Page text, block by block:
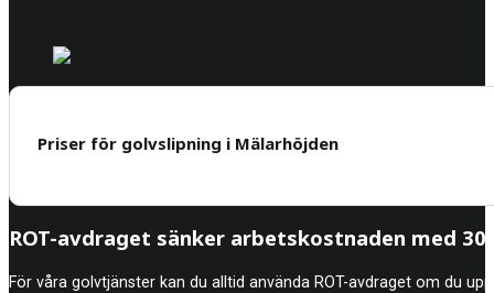
Priser för golvslipning i Mälarhöjden
ROT-avdraget sänker arbetskostnaden med
För våra golvtjänster kan du alltid använda ROT-avdraget om du